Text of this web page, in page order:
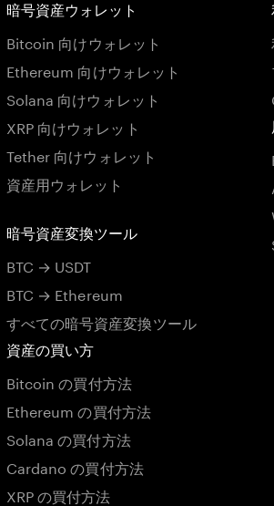
暗号資産ウォレット
Bitcoin 向けウォレット
Ethereum 向けウォレット
Solana 向けウォレット
XRP 向けウォレット
Tether 向けウォレット
資産用ウォレット
暗号資産変換ツール
BTC → USDT
BTC → Ethereum
すべての暗号資産変換ツール
資産の買い方
Bitcoin の買付方法
Ethereum の買付方法
Solana の買付方法
Cardano の買付方法
XRP の買付方法